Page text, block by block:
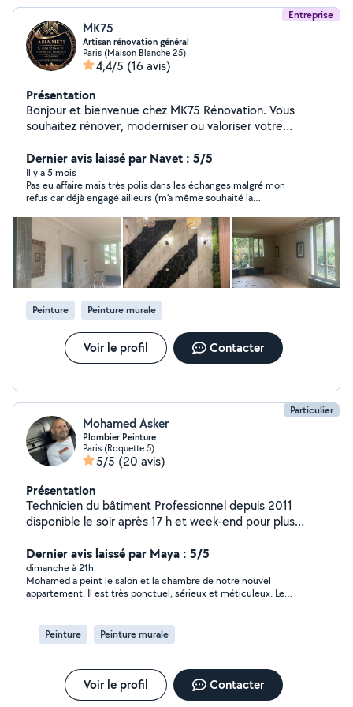
Entreprise
MK75
Artisan rénovation général
Paris (Maison Blanche 25)
4,4/5 (16 avis)
Présentation
Bonjour et bienvenue chez MK75 Rénovation. Vous
souhaitez rénover, moderniser ou valoriser votre
équipe vous accompagne avec sérieux, expérience et
professionnalisme afin de transformer vos espaces et
réaliser vos projets dans les meilleures conditions. Zone
d'intervention : Paris et toute l'Île-de-France. Devis
gratuit et personnalisé. Contactez-nous dès aujourd'hui
et donnons ensemble une nouvelle vie à votre intérieur.
Dernier avis laissé par Navet : 5/5
Il y a 5 mois
Pas eu affaire mais très polis dans les échanges malgré mon
refus car déjà engagé ailleurs (m’a même souhaité la
Peinture Peinture murale
Voir le profil Contacter
Particulier
Mohamed Asker
Plombier Peinture
Paris (Roquette 5)
5/5 (20 avis)
Présentation
Technicien du bâtiment Professionnel depuis 2011
disponible le soir après 17 h et week-end pour plus
Dernier avis laissé par Maya : 5/5
dimanche à 21h
Mohamed a peint le salon et la chambre de notre nouvel
appartement. Il est très ponctuel, sérieux et méticuleux. Le
Peinture
Peinture murale
Voir le profil Contacter